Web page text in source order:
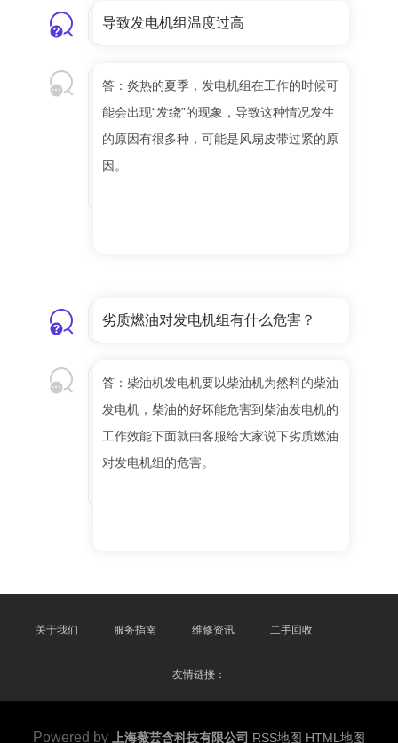
导致发电机组温度过高
答：炎热的夏季，发电机组在工作的时候可
能会出现“发绕”的现象，导致这种情况发生
的原因有很多种，可能是风扇皮带过紧的原
因。
劣质燃油对发电机组有什么危害？
答：柴油机发电机要以柴油机为然料的柴油
发电机，柴油的好坏能危害到柴油发电机的
工作效能下面就由客服给大家说下劣质燃油
对发电机组的危害。
关于我们 服务指南 维修资讯 二手回收
友情链接：
Powered by 上海薇芸含科技有限公司 RSS地图 HTML地图